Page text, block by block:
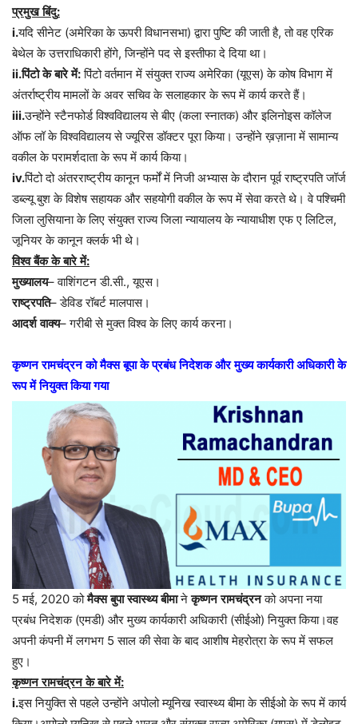
प्रमुख बिंदु:
i.यदि सीनेट (अमेरिका के ऊपरी विधानसभा)द्वारा पुष्टि की जाती है,तो वह एरिक
बेथेल के उत्तराधिकारी होंगे,जिन्होंने पद से इस्तीफा दे दिया था।
ii.पिंटो के बारे में: पिंटो वर्तमान में संयुक्त राज्य अमेरिका(यूएस)के कोष विभाग में
अंतर्राष्ट्रीय मामलों के अवर सचिव के सलाहकार के रूप में कार्य करते हैं।
iii.उन्होंने स्टैनफोर्ड विश्वविद्यालय से बीए (कला स्नातक) और इलिनोइस कॉलेज
ऑफ लॉ के विश्वविद्यालय से ज्यूरिस डॉक्टर पूरा किया। उन्होंने ख़ज़ाना में सामान्य
वकील के परामर्शदाता के रूप में कार्य किया।
iv.पिंटो दो अंतरराष्ट्रीय कानून फर्मों में निजी अभ्यास के दौरान पूर्व राष्ट्रपति जॉर्ज
डब्ल्यू बुश के विशेष सहायक और सहयोगी वकील के रूप में सेवा करते थे। वे पश्चिमी
जिला लुसियाना के लिए संयुक्त राज्य जिला न्यायालय के न्यायाधीश एफ ए लिटिल,
जूनियर के कानून क्लर्क भी थे।
विश्व बैंक के बारे में:
मुख्यालय–वाशिंगटन डी.सी.,यूएस।
राष्ट्रपति–डेविड रॉबर्ट मालपास।
आदर्श वाक्य–गरीबी से मुक्त विश्व के लिए कार्य करना।
कृष्णन रामचंद्रन को मैक्स बूपा के प्रबंध निदेशक और मुख्य कार्यकारी अधिकारी के
रूप में नियुक्त किया गया
5 मई, 2020 कोमैक्स बुपा स्वास्थ्य बीमानेकृष्णन रामचंद्रनको अपना नया
प्रबंध निदेशक (एमडी) और मुख्य कार्यकारी अधिकारी (सीईओ) नियुक्त किया।वह
अपनी कंपनी में लगभग 5 साल की सेवा के बाद आशीष मेहरोत्रा ​​के रूप में सफल
हुए।
कृष्णन रामचंद्रन के बारे में:
i.इस नियुक्ति से पहले उन्होंने अपोलो म्यूनिख स्वास्थ्य बीमा के सीईओ के रूप में कार्य